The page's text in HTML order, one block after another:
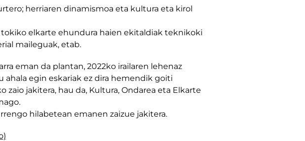
herriaren dinamismoa eta kultura eta kirol
elkarte ehundura haien ekitaldiak teknikoki
maileguak, etab.
eman da plantan, 2022ko irailaren lehenaz
egin eskariak ez dira hemendik goiti
jakitera, hau da, Kultura, Ondarea eta Elkarte
hilabetean emanen zaizue jakitera.